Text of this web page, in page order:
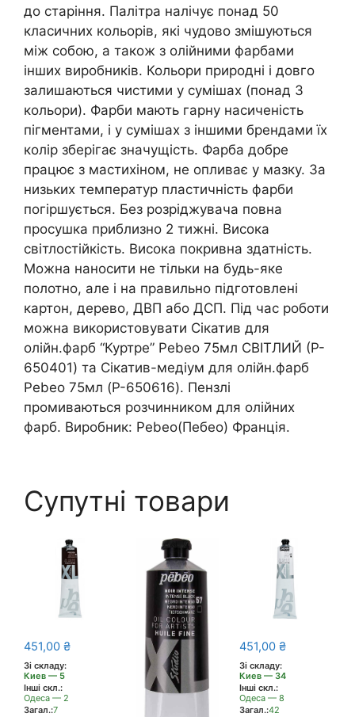
до старіння. Палітра налічує понад 50
класичних кольорів, які чудово змішуються
між собою, а також з олійними фарбами
інших виробників. Кольори природні і довго
залишаються чистими у сумішах (понад 3
кольори). Фарби мають гарну насиченість
пігментами, і у сумішах з іншими брендами їх
колір зберігає значущість. Фарба добре
працює з мастихіном, не опливає у мазку. За
низьких температур пластичність фарби
погіршується. Без розріджувача повна
просушка приблизно 2 тижні. Висока
світлостійкість. Висока покривна здатність.
Можна наносити не тільки на будь-яке
полотно, але і на правильно підготовлені
картон, дерево, ДВП або ДСП. Під час роботи
можна використовувати Сікатив для
олійн.фарб “Куртре” Pebeo 75мл СВІТЛИЙ (P-
650401) та Сікатив-медіум для олійн.фарб
Pebeo 75мл (P-650616). Пензлі
промиваються розчинником для олійних
фарб. Виробник: Pebeo(Пебео) Франція.
Супутні товари
451,00 ₴
Зі складу:
Киев — 5
Інші скл.:
Одеса — 2
Загал.:7
451,00 ₴
Зі складу:
Киев — 34
Інші скл.:
Одеса — 8
Загал.:42